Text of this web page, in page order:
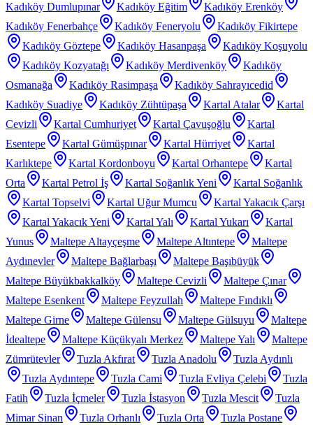
Kadıköy Dumlupınar
Kadıköy Eğitim
Kadıköy Erenköy
Kadıköy Fenerbahçe
Kadıköy Feneryolu
Kadıköy Fikirtepe
Kadıköy Göztepe
Kadıköy Hasanpaşa
Kadıköy Koşuyolu
Kadıköy Kozyatağı
Kadıköy Merdivenköy
Kadıköy
Osmanağa
Kadıköy Rasimpaşa
Kadıköy Sahrayıcedid
Kadıköy Suadiye
Kadıköy Zühtüpaşa Kartal Atalar
Kartal
Cevizli
Kartal Cumhuriyet Kartal Çavuşoğlu
Kartal
Esentepe
Kartal Gümüşpınar Kartal Hürriyet
Kartal
Karlıktepe
Kartal Kordonboyu Kartal Orhantepe
Kartal
Orta
Kartal Petrol İş Kartal Soğanlık Yeni
Kartal Soğanlık
Kartal Topselvi
Kartal Uğur Mumcu
Kartal Yakacık Çarşı
Kartal Yakacık Yeni
Kartal Yalı Kartal Yukarı
Kartal
Yunus
Maltepe Altayçeşme Maltepe Altıntepe
Maltepe
Aydınevler
Maltepe Bağlarbaşı
Maltepe Başıbüyük
Maltepe Büyükbakkalköy
Maltepe Cevizli
Maltepe Çınar
Maltepe Esenkent
Maltepe Feyzullah
Maltepe Fındıklı
Maltepe Girne
Maltepe Gülensu Maltepe Gülsuyu
Maltepe
İdealtepe
Maltepe Küçükyalı Merkez Maltepe Yalı
Maltepe
Zümrütevler
Tuzla Akfırat Tuzla Anadolu
Tuzla Aydınlı
Tuzla Aydıntepe
Tuzla Cami Tuzla Evliya Çelebi
Tuzla
Fatih
Tuzla İçmeler Tuzla İstasyon Tuzla Mescit
Tuzla
Mimar Sinan
Tuzla Orhanlı Tuzla Orta
Tuzla Postane